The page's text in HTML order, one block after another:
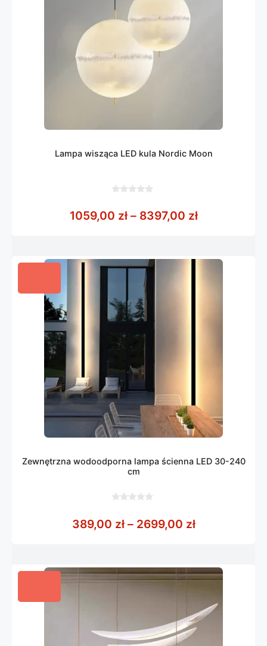
Lampa wisząca LED kula Nordic Moon
5
1059,00 zł – 8397,00 złZakres cen:
Zewnętrzna wodoodporna lampa ścienna LED 30-240
cm
5
389,00 zł – 2699,00 złZakres cen: